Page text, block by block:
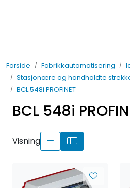
Forside Fabrikkautomatisering
Stasjonære og handholdte
BCL 548i PROFINET
BCL 548i
Visning
Fabrikkautomatisering
Nytt og Nyttig
Bærekraft